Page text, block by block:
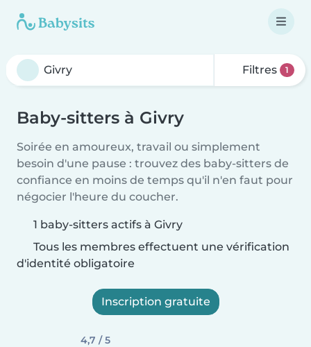
Filtres 1
Baby-sitters à Givry
Soirée en amoureux, travail ou simplement
besoin d'une pause : trouvez des baby-sitters de
confiance en moins de temps qu'il n'en faut pour
négocier l'heure du coucher.
1 baby-sitters actifs à Givry
Tous les membres effectuent une vérification
d'identité obligatoire
Inscription gratuite
4,7 / 5